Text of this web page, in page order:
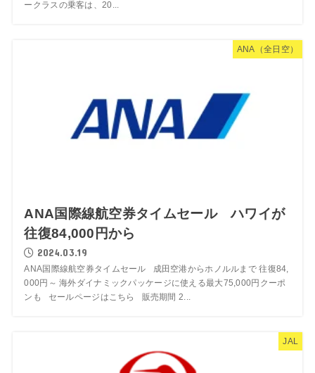
ークラスの乗客は、20...
ANA（全日空）
ANA国際線航空券タイムセール ハワイが
往復84,000円から
2024.03.19
ANA国際線航空券タイムセール 成田空港からホノルルまで 往復84,
000円～ 海外ダイナミックパッケージに使える最大75,000円クーポ
ンも セールページはこちら 販売期間 2...
JAL